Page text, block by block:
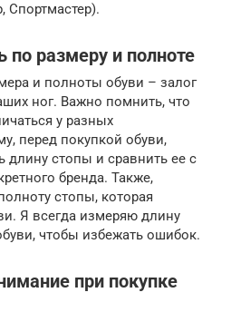
Спортмастер).
по размеру и полноте
и полноты обуви – залог
ног. Важно помнить, что
у разных
перед покупкой обуви,
длину стопы и сравнить ее с
бренда. Также,
стопы, которая
Я всегда измеряю длину
чтобы избежать ошибок.
при покупке